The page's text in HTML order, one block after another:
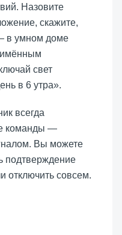
Назовите
скажите,
в умном доме
свет
в 6 утра».
всегда
команды —
Вы можете
подтверждение
отключить совсем.